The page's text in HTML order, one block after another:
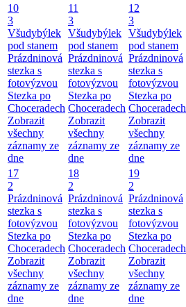
10
3
Všudybýlek
pod stanem
Prázdninová
stezka s
fotovýzvou
Stezka po
Choceradech
Zobrazit
všechny
záznamy ze
dne
11
3
Všudybýlek
pod stanem
Prázdninová
stezka s
fotovýzvou
Stezka po
Choceradech
Zobrazit
všechny
záznamy ze
dne
12
3
Všudybýlek
pod stanem
Prázdninová
stezka s
fotovýzvou
Stezka po
Choceradech
Zobrazit
všechny
záznamy ze
dne
17
2
Prázdninová
stezka s
fotovýzvou
Stezka po
Choceradech
Zobrazit
všechny
záznamy ze
dne
18
2
Prázdninová
stezka s
fotovýzvou
Stezka po
Choceradech
Zobrazit
všechny
záznamy ze
dne
19
2
Prázdninová
stezka s
fotovýzvou
Stezka po
Choceradech
Zobrazit
všechny
záznamy ze
dne